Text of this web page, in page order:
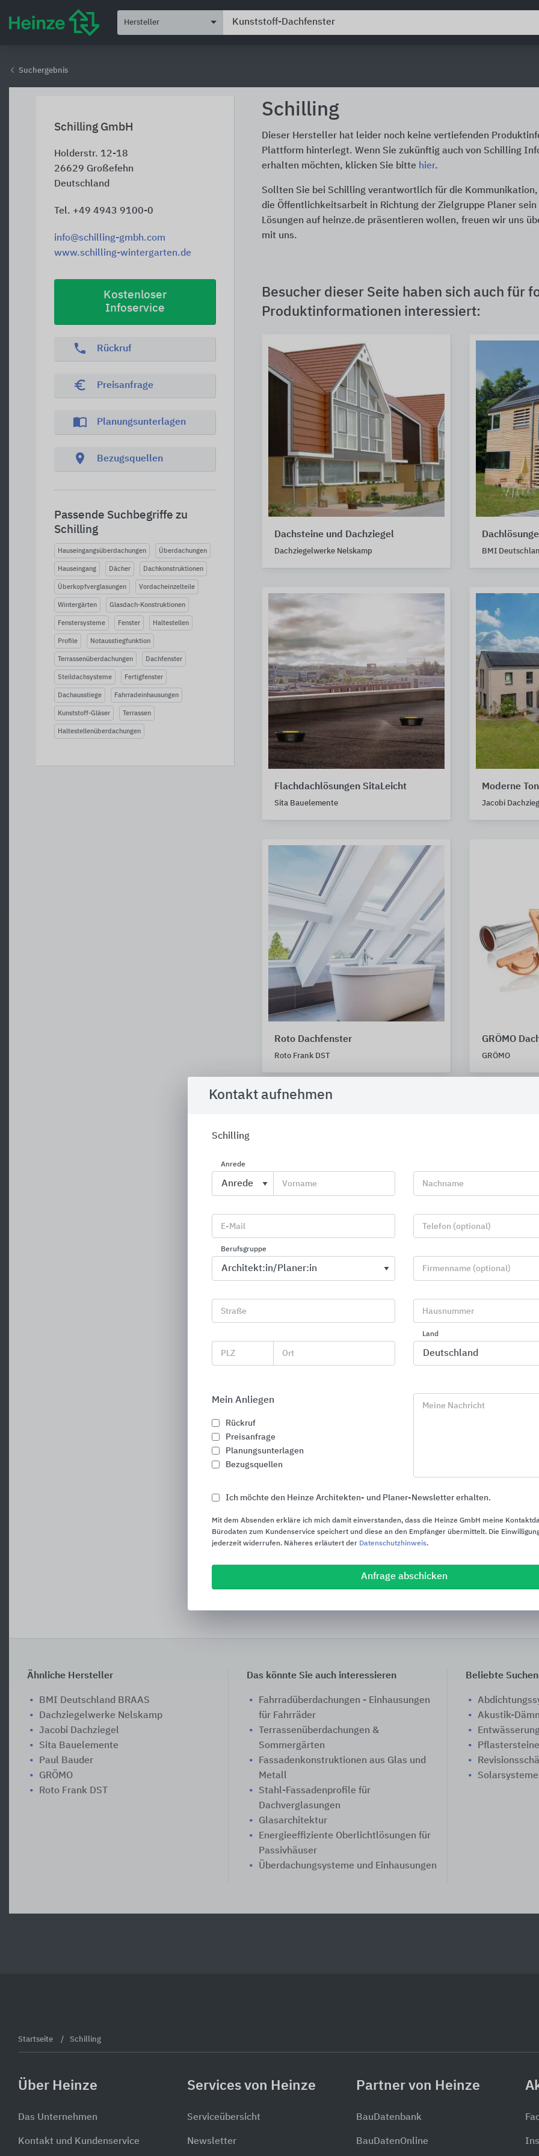
Hersteller
Suchergebnis
Schilling GmbH
Holderstr. 12-18
26629 Großefehn
Deutschland
Tel. +49 4943 9100-0
info@schilling-gmbh.com
www.schilling-wintergarten.de
Kostenloser
Infoservice
phone Rückruf
euro_symbol Preisanfrage
import_contacts Planungsunterlagen
location_on Bezugsquellen
Passende Suchbegriffe zu
Schilling
Hauseingangsüberdachungen Überdachungen
Hauseingang Dächer Dachkonstruktionen
Überkopfverglasungen Vordacheinzelteile
Wintergärten Glasdach-Konstruktionen
Fenstersysteme Fenster Haltestellen
Profile Notausstiegfunktion
Terrassenüberdachungen Dachfenster
Steildachsysteme Fertigfenster
Dachausstiege Fahrradeinhausungen
Kunststoff-Gläser Terrassen
Haltestellenüberdachungen
Schilling
Dieser Hersteller hat leider noch keine vertiefenden
Plattform hinterlegt. Wenn Sie zukünftig auch von Schilling
erhalten möchten, klicken Sie bitte hier.
Sollten Sie bei Schilling verantwortlich für die
die Öffentlichkeitsarbeit in Richtung der Zielgruppe Planer
Lösungen auf heinze.de präsentieren wollen, freuen wir uns
mit uns.
Besucher dieser Seite haben sich auch für
Produktinformationen interessiert:
Dachsteine und Dachziegel
Dachziegelwerke Nelskamp BMI
Flachdachlösungen SitaLeicht
Sita Bauelemente
Moderne
Jacobi
Roto Dachfenster
Roto Frank DST
GRÖMO
GRÖMO
Ähnliche Hersteller
BMI Deutschland BRAAS
Dachziegelwerke Nelskamp
Jacobi Dachziegel
Sita Bauelemente
Paul Bauder
GRÖMO
Roto Frank DST
Das könnte Sie auch interessieren
Fahrradüberdachungen - Einhausungen
für Fahrräder
Terrassenüberdachungen &
Sommergärten
Fassadenkonstruktionen aus Glas und
Metall
Stahl-Fassadenprofile für
Dachverglasungen
Glasarchitektur
Energieeffiziente Oberlichtlösungen für
Passivhäuser
Überdachungsysteme und Einhausungen
Beliebte Suchen
Akustik-
Solarsysteme
Kontakt aufnehmen
Schilling
Anrede
Vorname Nachname
E-Mail Telefon (optional)
Berufsgruppe
Firmenname (optional)
Straße Hausnummer
PLZ Ort
Land
Mein Anliegen
Rückruf
Preisanfrage
Planungsunterlagen
Bezugsquellen
Meine Nachricht
Ich möchte den Heinze Architekten- und Planer-Newsletter erhalten.
Mit dem Absenden erkläre ich mich damit einverstanden, dass die Heinze GmbH meine
Bürodaten zum Kundenservice speichert und diese an den Empfänger übermittelt. Die
jederzeit widerrufen. Näheres erläutert der Datenschutzhinweis.
Anfrage abschicken
Startseite Schilling
Über Heinze
Das Unternehmen
Kontakt und Kundenservice
Services von Heinze
Serviceübersicht
Newsletter
Partner von Heinze
BauDatenbank
BauDatenOnline